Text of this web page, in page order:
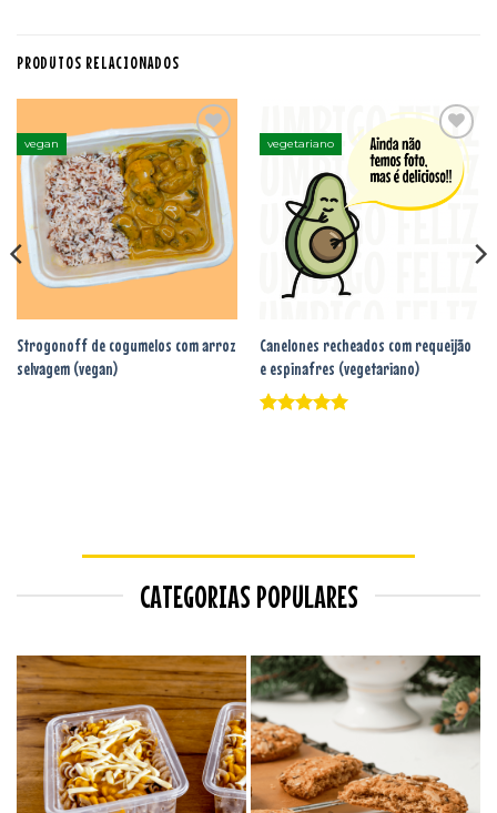
PRODUTOS RELACIONADOS
vegan
Adicionar
aos
favoritos
Strogonoff de cogumelos com arroz
selvagem (vegan)
vegetariano
Adicionar
aos
favoritos
Canelones recheados com requeijão
e espinafres (vegetariano)
CATEGORIAS POPULARES